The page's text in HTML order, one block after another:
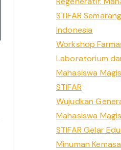
STIFAR
Indonesia
Workshop
Laboratorium
Mahasiswa
STIFAR
Wujudkan
Mahasiswa
STIFAR Gelar
Minuman